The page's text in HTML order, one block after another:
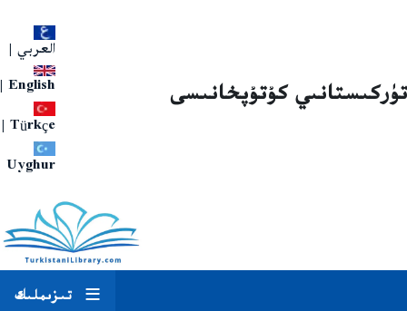
العربي |
English
|
Türkçe
|
Uyghur
تۈركىستانىي كۇتۇپخانىسى
تىزىملىك